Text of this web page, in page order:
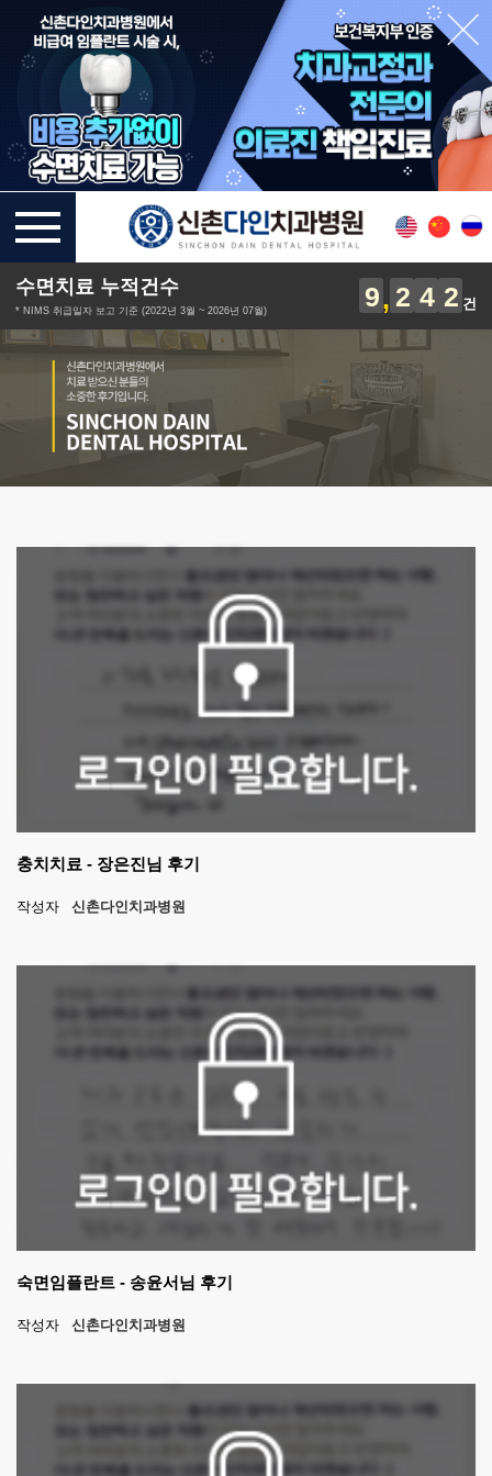
수면치료 누적건수
* NIMS 취급일자 보고 기준 (2022년 3월 ~ 2026년 07월) 9 2 4 2 건
충치치료 - 장은진님 후기
작성자 신촌다인치과병원
숙면임플란트 - 송윤서님 후기
작성자 신촌다인치과병원